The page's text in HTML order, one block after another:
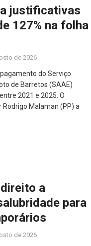
justificativas
127% na folha
de 2026
do Serviço
de Barretos (SAAE)
2021 e 2025. O
Malaman (PP) a
a
para
de 2026